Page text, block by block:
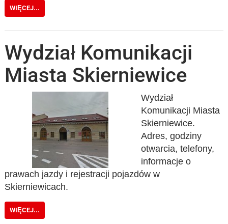
WIĘCEJ...
Wydział Komunikacji
Miasta Skierniewice
Wydział
Komunikacji Miasta
Skierniewice.
Adres, godziny
otwarcia, telefony,
informacje o
prawach jazdy i rejestracji pojazdów w
Skierniewicach.
WIĘCEJ...